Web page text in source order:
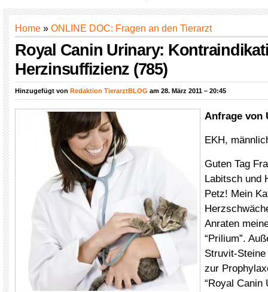
Home » ONLINE DOC: Fragen an den Tierarzt
Royal Canin Urinary:
Herzinsuffizienz (785)
Hinzugefügt von Redaktion TierarztBLOG am 28. März 2011 – 20:45
Anfrage von
EKH,
Guten Tag
Labitsch und
Petz! Mein
Anraten
“Prilium”.
Struvit-
zur
“Royal Canin